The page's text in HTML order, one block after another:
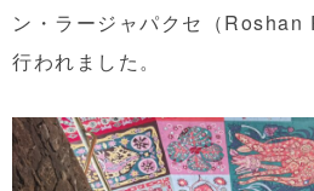
ン・ラージャパクセ（
行われました。